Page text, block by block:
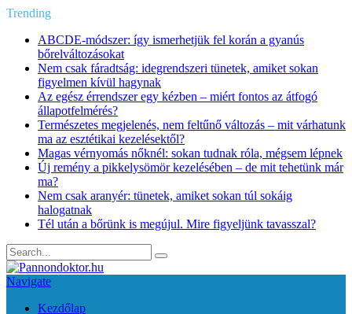
Trending
ABCDE‑módszer: így ismerhetjük fel korán a gyanús
bőrelváltozásokat
Nem csak fáradtság: idegrendszeri tünetek, amiket sokan
figyelmen kívül hagynak
Az egész érrendszer egy kézben – miért fontos az átfogó
állapotfelmérés?
Természetes megjelenés, nem feltűnő változás – mit várhatunk
ma az esztétikai kezelésektől?
Magas vérnyomás nőknél: sokan tudnak róla, mégsem lépnek
Új remény a pikkelysömör kezelésében – de mit tehetünk már
ma?
Nem csak aranyér: tünetek, amiket sokan túl sokáig
halogatnak
Tél után a bőrünk is megújul. Mire figyeljünk tavasszal?
Navigate
Kezdőlap